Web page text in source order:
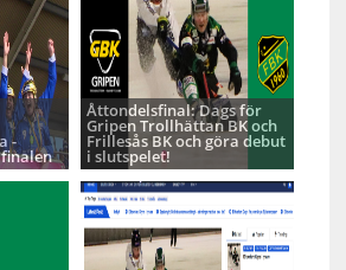
-
Åttondelsfinal: Dags för
Gripen Trollhättan BK och
Frillesås BK och göra debut
i slutspelet!